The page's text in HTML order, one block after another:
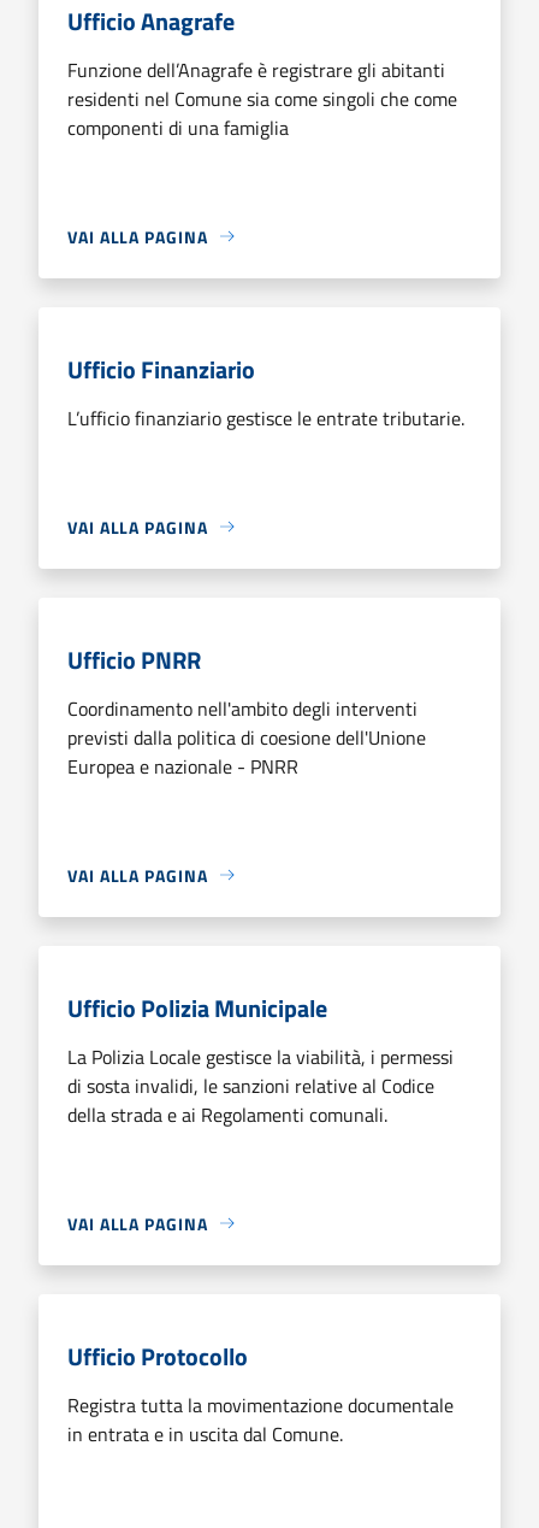
Ufficio Anagrafe
Funzione dell’Anagrafe è registrare gli abitanti
residenti nel Comune sia come singoli che come
componenti di una famiglia
VAI ALLA PAGINA
Ufficio Finanziario
L’ufficio finanziario gestisce le entrate tributarie.
VAI ALLA PAGINA
Ufficio PNRR
Coordinamento nell'ambito degli interventi
previsti dalla politica di coesione dell'Unione
Europea e nazionale - PNRR
VAI ALLA PAGINA
Ufficio Polizia Municipale
La Polizia Locale gestisce la viabilità, i permessi
di sosta invalidi, le sanzioni relative al Codice
della strada e ai Regolamenti comunali.
VAI ALLA PAGINA
Ufficio Protocollo
Registra tutta la movimentazione documentale
in entrata e in uscita dal Comune.